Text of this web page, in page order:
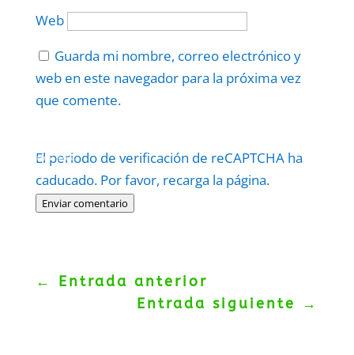
Web
Guarda mi nombre, correo electrónico y
web en este navegador para la próxima vez
que comente.
El periodo de verificación de reCAPTCHA ha
caducado. Por favor, recarga la página.
Enviar comentario
Politica–Términos.
← Entrada anterior
Entrada siguiente
→